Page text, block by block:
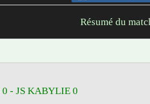
Résumé du
- JS KABYLIE 0